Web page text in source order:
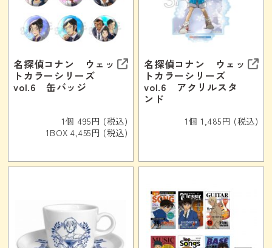
名探偵コナン ウェッ
トカラーシリーズ
vol.6 缶バッジ
1個 495円 (税込)
1BOX 4,455円 (税込)
名探偵コナン ウェッ
トカラーシリーズ
vol.6 アクリルスタ
ンド
1個 1,485円 (税込)